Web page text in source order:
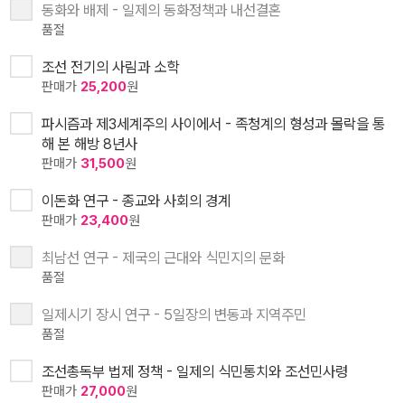
동화와 배제 - 일제의 동화정책과 내선결혼
품절
조선 전기의 사림과 소학
판매가 25,200원
파시즘과 제3세계주의 사이에서 - 족청계의 형성과 몰락을 통
해 본 해방 8년사
판매가 31,500원
이돈화 연구 - 종교와 사회의 경계
판매가 23,400원
최남선 연구 - 제국의 근대와 식민지의 문화
품절
일제시기 장시 연구 - 5일장의 변동과 지역주민
품절
조선총독부 법제 정책 - 일제의 식민통치와 조선민사령
판매가 27,000원